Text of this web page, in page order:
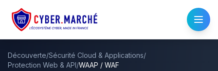
Découverte/Sécurité Cloud & Applications/
Protection Web & API/WAAP / WAF